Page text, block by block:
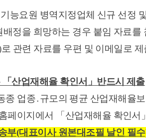
능요원 병역지정업체 신규 선정
정을 희망하는 경우 붙임 자료를
로 관련 자료를 우편 및 이메일로
산업재해율 확인서」반드시 제출
종 업종․규모의 평균 산업재해율
페이지에서 「산업재해율 확인서
부(대표이사 원본대조필 날인 필